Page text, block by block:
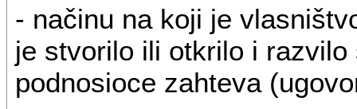
- načinu na koji je
je stvorilo ili otkrilo i
podnosioce zahteva